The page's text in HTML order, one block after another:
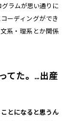
ラムが思い通りに
ーディングができ
系・理系とか関係
てた。…出産
とになると思うん